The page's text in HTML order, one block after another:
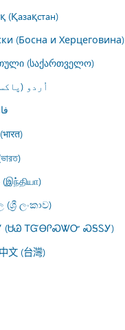
(Қазақстан)
(Босна и Херцеговина)
(საქართველო)
اُردو
(இந்தியா)
(ශ්‍රී ලංකාව)
(ᏌᏊ ᎢᏳᎾᎵᏍᏔᏅ ᏍᎦᏚᎩ)
文 (台灣)